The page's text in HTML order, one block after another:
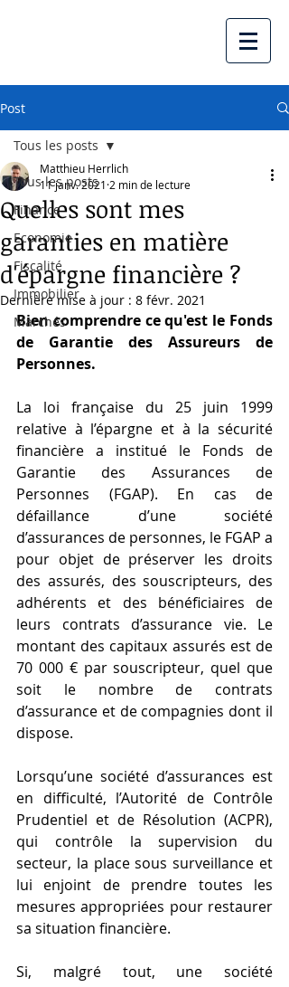
Post
Tous les posts
Finance
Economie
Fiscalité
Immobilier
Marchés
Tous les posts
Quelles sont mes
garanties en matière
d'épargne financière ?
Matthieu Herrlich
11 janv. 2021 2 min de lecture
Dernière mise à jour : 8 févr. 2021
Bien comprendre ce qu'est le Fonds
de Garantie des Assureurs de
Personnes.
La loi française du 25 juin 1999
relative à l’épargne et à la sécurité
financière a institué le Fonds de
Garantie des Assurances de
Personnes (FGAP). En cas de
défaillance d’une société
d’assurances de personnes, le FGAP a
pour objet de préserver les droits
des assurés, des souscripteurs, des
adhérents et des bénéficiaires de
leurs contrats d’assurance vie. Le
montant des capitaux assurés est de
70 000 € par souscripteur, quel que
soit le nombre de contrats
d’assurance et de compagnies dont il
dispose.
Lorsqu’une société d’assurances est
en difficulté, l’Autorité de Contrôle
Prudentiel et de Résolution (ACPR),
qui contrôle la supervision du
secteur, la place sous surveillance et
lui enjoint de prendre toutes les
mesures appropriées pour restaurer
sa situation financière.
Si, malgré tout, une société